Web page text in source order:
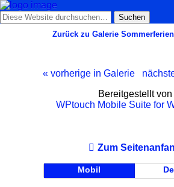
Zurück zu Galerie
« vorherige in Galerie
Bereitgestellt von
WPtouch Mobile Suite for
Zum
Mobil